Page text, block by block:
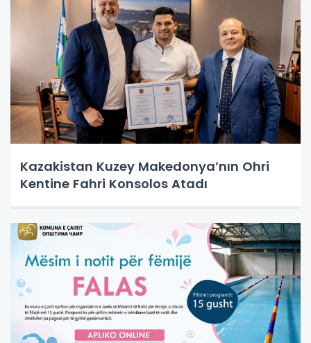
Kazakistan Kuzey Makedonya’nın Ohri
Kentine Fahri Konsolos Atadı